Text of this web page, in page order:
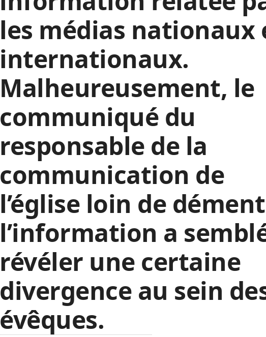
les médias nationaux
internationaux.
Malheureusement, le
communiqué du
responsable de la
communication de
l’église loin de
l’information a
révéler une certaine
divergence au sein
évêques.